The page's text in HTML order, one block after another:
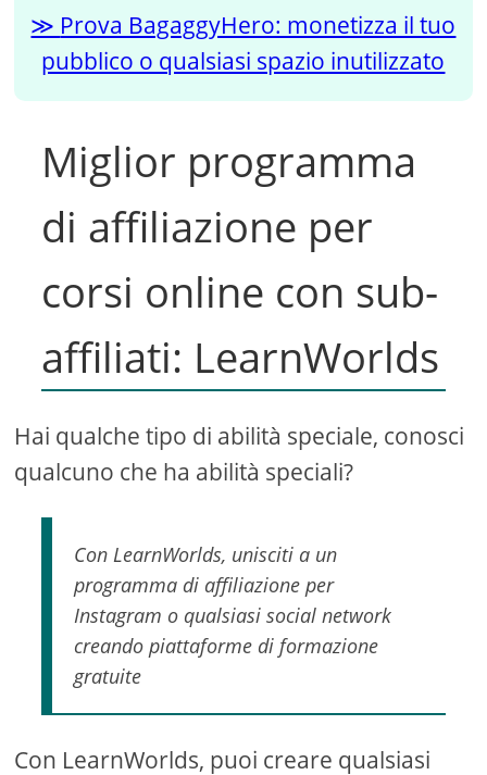
Prova BagaggyHero: monetizza il tuo
pubblico o qualsiasi spazio inutilizzato
Miglior programma
di affiliazione per
corsi online con sub-
affiliati: LearnWorlds
Hai qualche tipo di abilità speciale, conosci
qualcuno che ha abilità speciali?
Con LearnWorlds, unisciti a un
programma di affiliazione per
Instagram o qualsiasi social network
creando piattaforme di formazione
gratuite
Con LearnWorlds, puoi creare qualsiasi